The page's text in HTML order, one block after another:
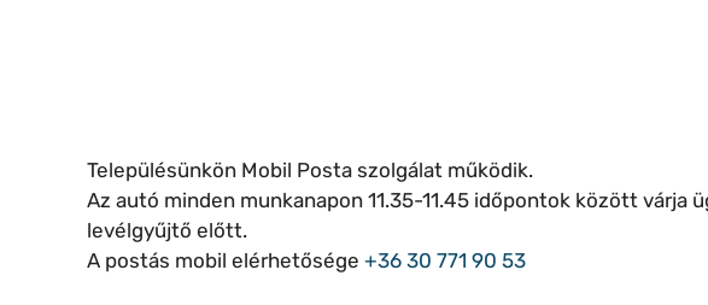
Településünkön Mobil Posta szolgálat működik.
Az autó minden munkanapon 11.35-11.45 időpontok között várja
levélgyűjtő előtt.
A postás mobil elérhetősége +36 30 771 90 53